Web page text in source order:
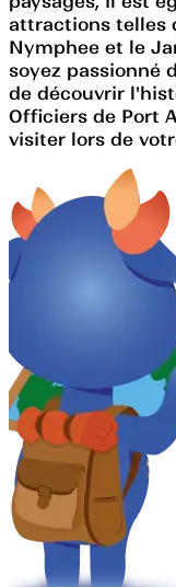
attractions telles
Nymphee et le
soyez passionné
de découvrir
Officiers de Port
visiter lors de